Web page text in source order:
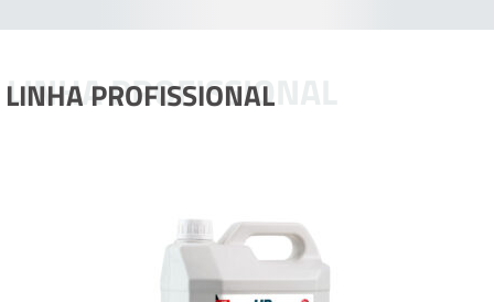
LINHA PROFISSIONAL
LINHA PROFISSIONAL